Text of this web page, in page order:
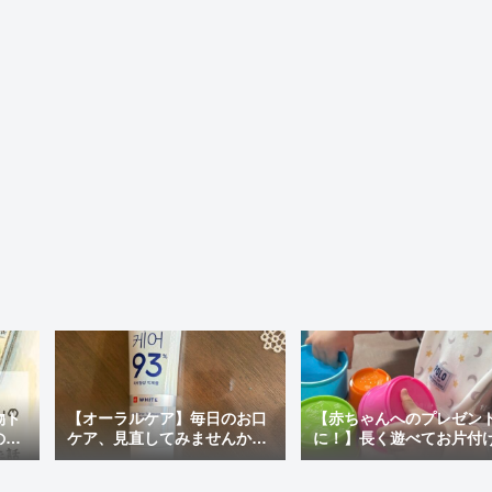
ト
最
い
【オーラルケア】毎日のお口
ケア、見直してみませんか？
おすすめの市販歯磨き粉＆韓
【赤ちゃんへのプレゼン
に！】長く遊べてお片付
ラクチン♪「アンパンマ